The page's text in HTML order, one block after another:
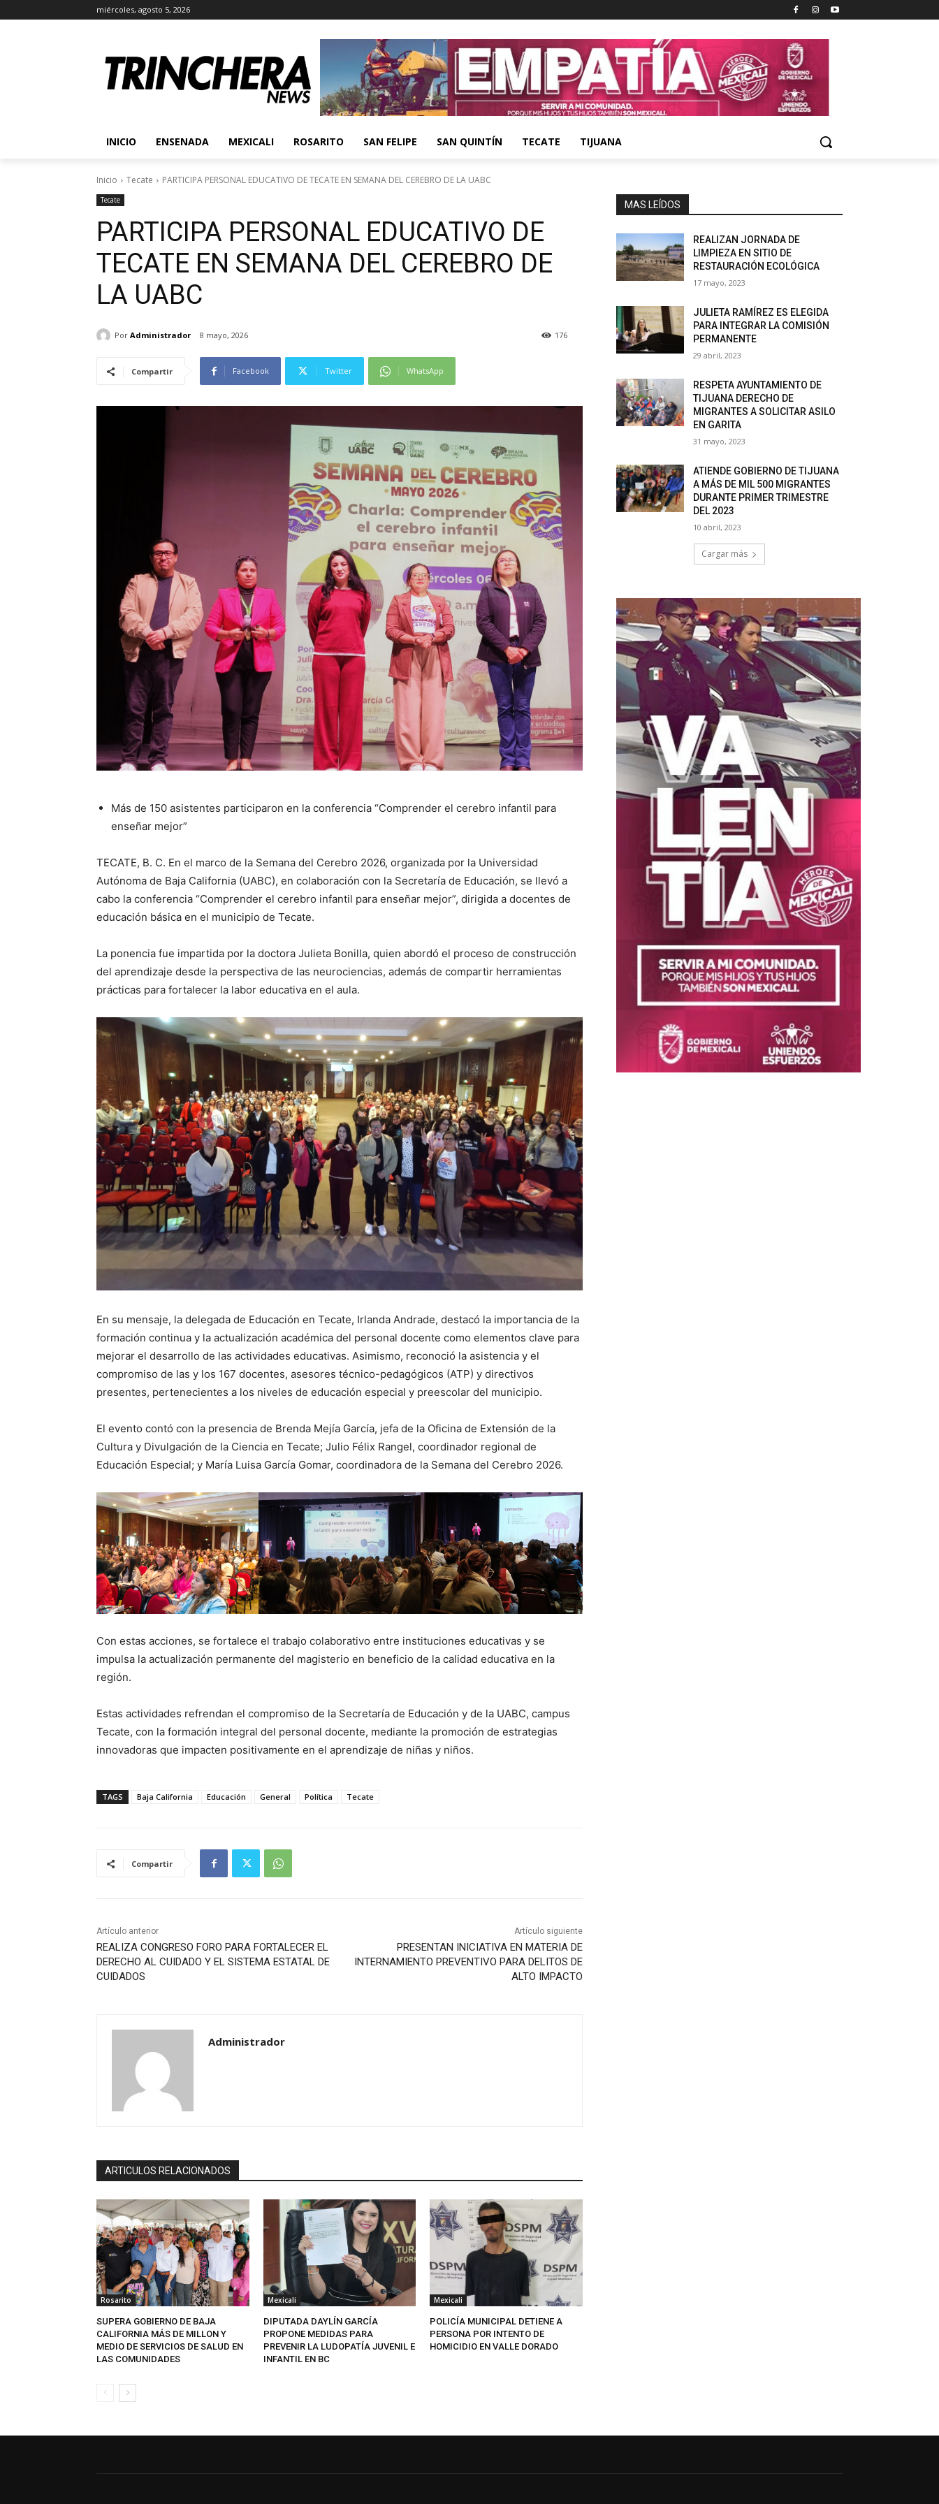
miércoles, agosto 5, 2026
INICIO ENSENADA MEXICALI ROSARITO SAN FELIPE SAN QUINTÍN TECATE TIJUANA
Inicio Tecate PARTICIPA PERSONAL EDUCATIVO DE TECATE EN SEMANA DEL CEREBRO DE LA UABC
Tecate
PARTICIPA PERSONAL EDUCATIVO DE
TECATE EN SEMANA DEL CEREBRO DE
LA UABC
Por Administrador 8 mayo, 2026 176
Compartir Facebook Twitter WhatsApp
Más de 150 asistentes participaron en la conferencia “Comprender el cerebro infantil para
enseñar mejor”
TECATE, B. C. En el marco de la Semana del Cerebro 2026, organizada por la Universidad
Autónoma de Baja California (UABC), en colaboración con la Secretaría de Educación, se llevó a
cabo la conferencia “Comprender el cerebro infantil para enseñar mejor”, dirigida a docentes de
educación básica en el municipio de Tecate.
La ponencia fue impartida por la doctora Julieta Bonilla, quien abordó el proceso de construcción
del aprendizaje desde la perspectiva de las neurociencias, además de compartir herramientas
prácticas para fortalecer la labor educativa en el aula.
En su mensaje, la delegada de Educación en Tecate, Irlanda Andrade, destacó la importancia de la
formación continua y la actualización académica del personal docente como elementos clave para
mejorar el desarrollo de las actividades educativas. Asimismo, reconoció la asistencia y el
compromiso de las y los 167 docentes, asesores técnico-pedagógicos (ATP) y directivos
presentes, pertenecientes a los niveles de educación especial y preescolar del municipio.
El evento contó con la presencia de Brenda Mejía García, jefa de la Oficina de Extensión de la
Cultura y Divulgación de la Ciencia en Tecate; Julio Félix Rangel, coordinador regional de
Educación Especial; y María Luisa García Gomar, coordinadora de la Semana del Cerebro 2026.
Con estas acciones, se fortalece el trabajo colaborativo entre instituciones educativas y se
impulsa la actualización permanente del magisterio en beneficio de la calidad educativa en la
región.
Estas actividades refrendan el compromiso de la Secretaría de Educación y de la UABC, campus
Tecate, con la formación integral del personal docente, mediante la promoción de estrategias
innovadoras que impacten positivamente en el aprendizaje de niñas y niños.
TAGS Baja California Educación General Política Tecate
Compartir
Artículo anterior
REALIZA CONGRESO FORO PARA FORTALECER EL
DERECHO AL CUIDADO Y EL SISTEMA ESTATAL DE
CUIDADOS
Artículo siguiente
PRESENTAN INICIATIVA EN MATERIA DE
INTERNAMIENTO PREVENTIVO PARA DELITOS DE
ALTO IMPACTO
Administrador
ARTICULOS RELACIONADOS
Rosarito
SUPERA GOBIERNO DE BAJA
CALIFORNIA MÁS DE MILLON Y
MEDIO DE SERVICIOS DE SALUD EN
LAS COMUNIDADES
Mexicali
DIPUTADA DAYLÍN GARCÍA
PROPONE MEDIDAS PARA
PREVENIR LA LUDOPATÍA JUVENIL E
INFANTIL EN BC
Mexicali
POLICÍA MUNICIPAL DETIENE A
PERSONA POR INTENTO DE
HOMICIDIO EN VALLE DORADO
MAS LEÍDOS
REALIZAN JORNADA DE
LIMPIEZA EN SITIO DE
RESTAURACIÓN ECOLÓGICA
17 mayo, 2023
JULIETA RAMÍREZ ES ELEGIDA
PARA INTEGRAR LA COMISIÓN
PERMANENTE
29 abril, 2023
RESPETA AYUNTAMIENTO DE
TIJUANA DERECHO DE
MIGRANTES A SOLICITAR ASILO
EN GARITA
31 mayo, 2023
ATIENDE GOBIERNO DE TIJUANA
A MÁS DE MIL 500 MIGRANTES
DURANTE PRIMER TRIMESTRE
DEL 2023
10 abril, 2023
Cargar más